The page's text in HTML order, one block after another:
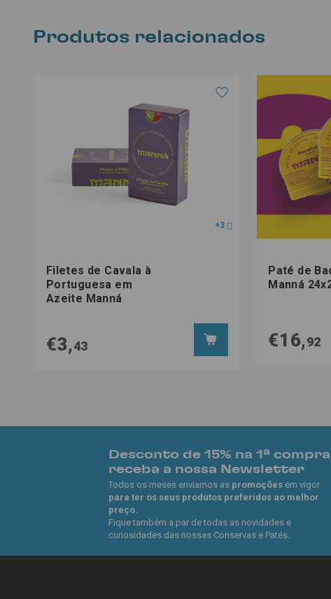
Produtos relacionados
+3
Filetes de Cavala à
Portuguesa em
Azeite Manná
€3,43
Paté de
Manná
€16,92
Desconto de 15% na 1ª compra
receba a nossa Newsletter
Todos os meses enviamos as promoçõesem vigor
para ter os seus produtos preferidos ao melhor
preço.
Fique também a par de todas as novidades e
curiosidades das nossas Conservas e Patés.